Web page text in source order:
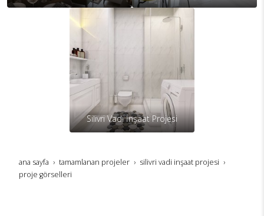
Silivri Vadi İnşaat Projesi
ana sayfa tamamlanan projeler
si̇li̇vri̇ vadi̇ i̇nşaat projesi̇
proje görselleri̇